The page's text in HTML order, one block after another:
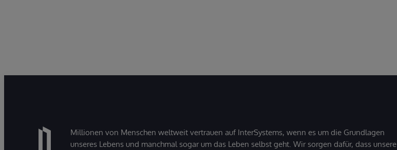
Millionen von Menschen weltweit vertrauen auf InterSystems, wenn es um die Grundlagen
unseres Lebens und manchmal sogar um das Leben selbst geht. Wir sorgen dafür, dass unsere